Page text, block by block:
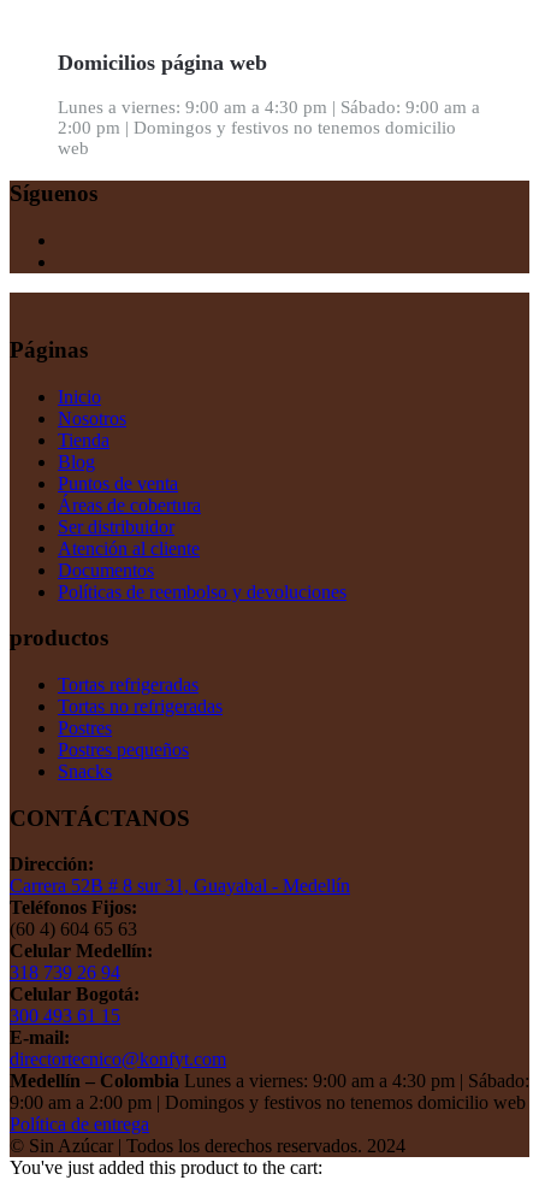
Domicilios página web
Lunes a viernes: 9:00 am a 4:30 pm | Sábado: 9:00 am a
2:00 pm | Domingos y festivos no tenemos domicilio
web
Síguenos
Páginas
Inicio
Nosotros
Tienda
Blog
Puntos de venta
Áreas de cobertura
Ser distribuidor
Atención al cliente
Documentos
Políticas de reembolso y devoluciones
productos
Tortas refrigeradas
Tortas no refrigeradas
Postres
Postres pequeños
Snacks
CONTÁCTANOS
Dirección:
Carrera 52B # 8 sur 31, Guayabal - Medellín
Teléfonos Fijos:
(60 4) 604 65 63
Celular Medellín:
318 739 26 94
Celular Bogotá:
300 493 61 15
E-mail:
directortecnico@konfyt.com
Medellín – Colombia Lunes a viernes: 9:00 am a 4:30 pm | Sábado:
9:00 am a 2:00 pm | Domingos y festivos no tenemos domicilio web
Política de entrega
© Sin Azúcar | Todos los derechos reservados. 2024
You've just added this product to the cart: